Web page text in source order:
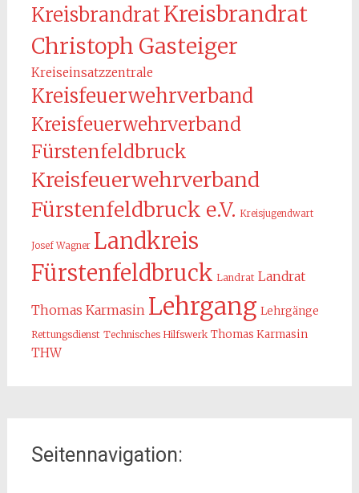
KreisbrandratKreisbrandrat
Christoph Gasteiger
Kreiseinsatzzentrale
Kreisfeuerwehrverband
Kreisfeuerwehrverband
Fürstenfeldbruck
Kreisfeuerwehrverband
Fürstenfeldbruck e.V. Kreisjugendwart
Josef Wagner Landkreis
Fürstenfeldbruck Landrat Landrat
Thomas Karmasin Lehrgang Lehrgänge
Rettungsdienst Technisches Hilfswerk Thomas Karmasin
THW
Seitennavigation: